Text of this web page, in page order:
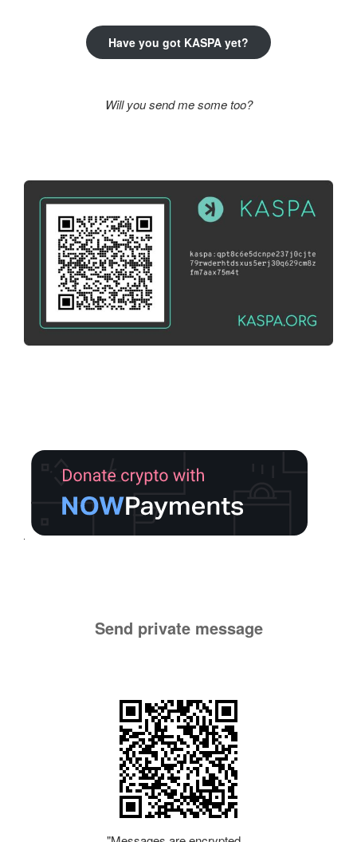
Have you got KASPA yet?
Will you send me some too?
Send private message